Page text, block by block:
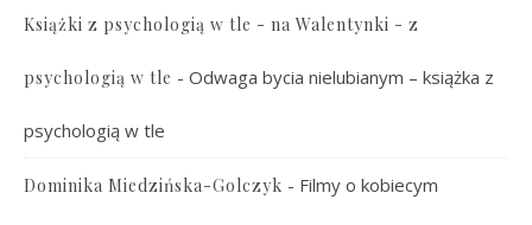
Książki z psychologią w tle - na Walentynki - z
psychologią w tle - Odwaga bycia nielubianym – książka z
psychologią w tle
Dominika Miedzińska-Golczyk - Filmy o kobiecym